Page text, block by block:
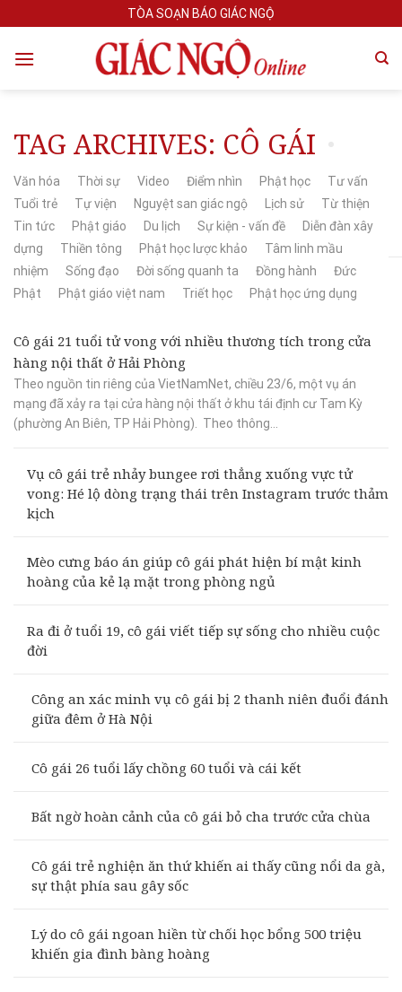
to
content
TÒA SOẠN BÁO GIÁC NGỘ
TAG ARCHIVES: CÔ GÁI
Văn hóa Thời sự Video Điểm nhìn Phật học
Tư vấn
Tuổi trẻ
Tự viện Nguyệt san giác ngộ Lịch sử
Từ thiện
Tin tức
Phật giáo Du lịch Sự kiện - vấn đề
Diễn đàn xây
dựng
Thiền tông Phật học lược khảo
Tâm linh mầu
nhiệm
Sống đạo Đời sống quanh ta Đồng hành
Đức
Phật
Phật giáo việt nam Triết học Phật học ứng dụng
Cô gái 21 tuổi tử vong với nhiều thương tích trong cửa
hàng nội thất ở Hải Phòng
Theo nguồn tin riêng của VietNamNet, chiều 23/6, một vụ án
mạng đã xảy ra tại cửa hàng nội thất ở khu tái định cư Tam Kỳ
(phường An Biên, TP Hải Phòng). Theo thông...
Vụ cô gái trẻ nhảy bungee rơi thẳng xuống vực tử
vong: Hé lộ dòng trạng thái trên Instagram trước thảm
kịch
Mèo cưng báo án giúp cô gái phát hiện bí mật kinh
hoàng của kẻ lạ mặt trong phòng ngủ
Ra đi ở tuổi 19, cô gái viết tiếp sự sống cho nhiều cuộc
đời
Công an xác minh vụ cô gái bị 2 thanh niên đuổi đánh
giữa đêm ở Hà Nội
Cô gái 26 tuổi lấy chồng 60 tuổi và cái kết
Bất ngờ hoàn cảnh của cô gái bỏ cha trước cửa chùa
Cô gái trẻ nghiện ăn thứ khiến ai thấy cũng nổi da gà,
sự thật phía sau gây sốc
Lý do cô gái ngoan hiền từ chối học bổng 500 triệu
khiến gia đình bàng hoàng